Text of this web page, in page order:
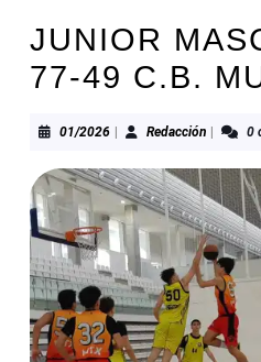
JUNIOR
77-49 C.B.
01/202601/2026Redacción 0